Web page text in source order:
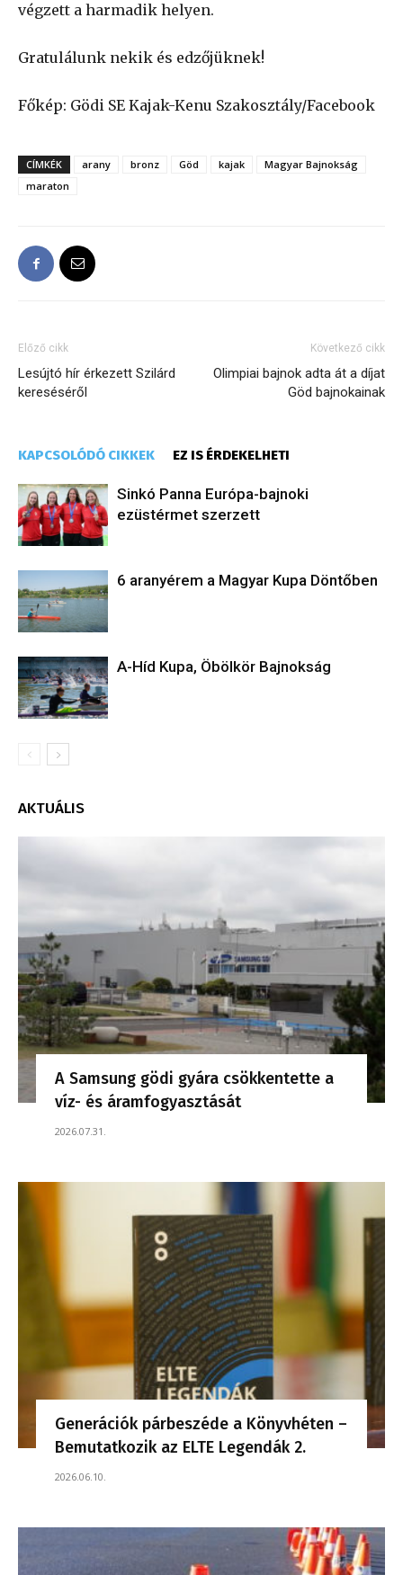
végzett a harmadik helyen.
Gratulálunk nekik és edzőjüknek!
Főkép: Gödi SE Kajak-Kenu Szakosztály/Facebook
CÍMKÉK arany bronz Göd kajak
Magyar Bajnokság
maraton
Előző cikk
Lesújtó hír érkezett Szilárd
kereséséről
Következő cikk
Olimpiai bajnok adta át a díjat
Göd bajnokainak
KAPCSOLÓDÓ CIKKEK EZ IS ÉRDEKELHETI
Sinkó Panna Európa-bajnoki
ezüstérmet szerzett
6 aranyérem a Magyar Kupa Döntőben
A-Híd Kupa, Öbölkör Bajnokság
AKTUÁLIS
A Samsung gödi gyára csökkentette a
víz- és áramfogyasztását
2026.07.31.
Generációk párbeszéde a Könyvhéten –
Bemutatkozik az ELTE Legendák 2.
2026.06.10.